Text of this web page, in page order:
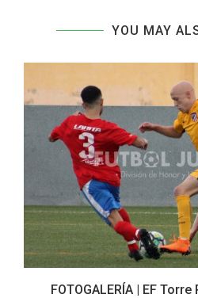
YOU MAY
FOTOGALERÍA | EF